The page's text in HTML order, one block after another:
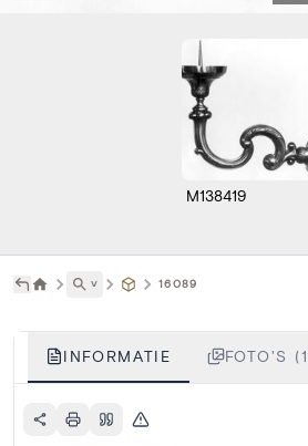
M138419
˅ 16089
INFORMATIE FOTO'S